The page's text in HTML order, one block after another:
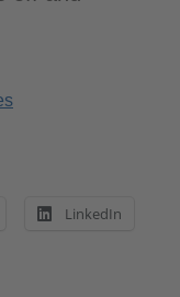
LinkedIn